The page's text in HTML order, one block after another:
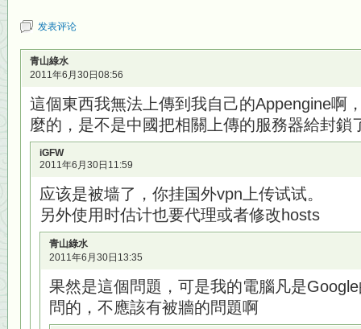
发表评论
青山綠水
2011年6月30日08:56
這個東西我無法上傳到我自己的Appengine啊
麼的，是不是中國把相關上傳的服務器給封鎖
iGFW
2011年6月30日11:59
应该是被墙了，你挂国外vpn上传试试。
另外使用时估计也要代理或者修改hosts
青山綠水
2011年6月30日13:35
果然是這個問題，可是我的電腦凡是
問的，不應該有被牆的問題啊